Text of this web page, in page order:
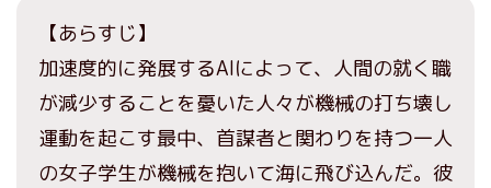
【あらすじ】
加速度的に発展するAIによって、人間の就く職
が減少することを憂いた人々が機械の打ち壊し
運動を起こす最中、首謀者と関わりを持つ一人
の女子学生が機械を抱いて海に飛び込んだ。彼